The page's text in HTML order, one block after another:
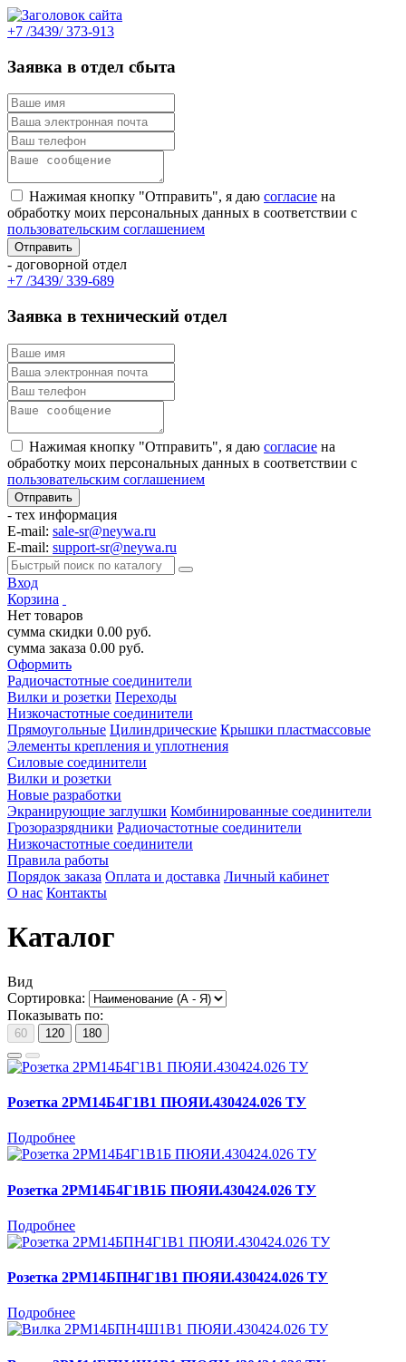
+7 /3439/ 373-913
Заявка в отдел сбыта
Нажимая кнопку "Отправить", я даю согласие на
обработку моих персональных данных в соответствии с
пользовательским соглашением
- договорной отдел
+7 /3439/ 339-689
Заявка в технический отдел
Нажимая кнопку "Отправить", я даю согласие на
обработку моих персональных данных в соответствии с
пользовательским соглашением
- тех информация
E-mail: sale-sr@neywa.ru
E-mail: support-sr@neywa.ru
Вход
Корзина
Нет товаров
сумма скидки 0.00 руб.
сумма заказа 0.00 руб.
Оформить
Радиочастотные соединители
Вилки и розетки Переходы
Низкочастотные соединители
Прямоугольные Цилиндрические Крышки пластмассовые
Элементы крепления и уплотнения
Силовые соединители
Вилки и розетки
Новые разработки
Экранирующие заглушки Комбинированные соединители
Грозоразрядники Радиочастотные соединители
Низкочастотные соединители
Правила работы
Порядок заказа Оплата и доставка Личный кабинет
О нас Контакты
Каталог
Вид
Сортировка:
Показывать по:
60 120 180
Розетка 2РМ14Б4Г1В1 ПЮЯИ.430424.026 ТУ
Подробнее
Розетка 2РМ14Б4Г1В1Б ПЮЯИ.430424.026 ТУ
Подробнее
Розетка 2РМ14БПН4Г1В1 ПЮЯИ.430424.026 ТУ
Подробнее